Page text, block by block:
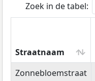
Zoek in de tabel:
Straatnaam
Straatnaam
Zonnebloemstraat